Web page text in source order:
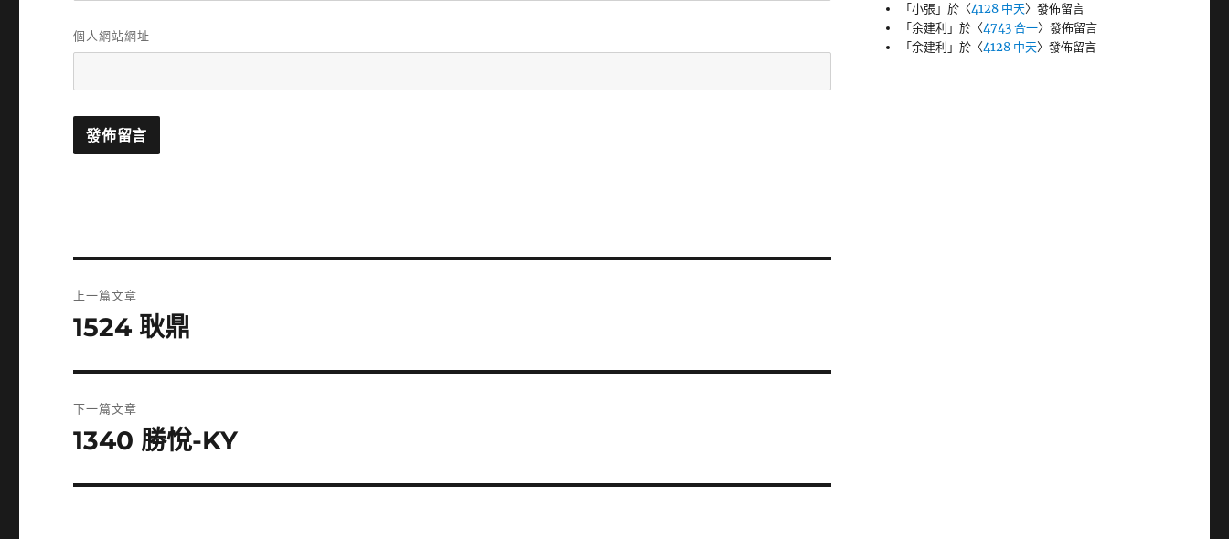
個人網站網址
章
上一篇文章
上
篇
文
1524 耿鼎
下一篇文章
下
篇
1340 勝悅-KY
「小張」於〈4128 中天〉發佈留言
「余建利 」於〈4743 合一〉發佈留言
「余建利 」於〈4128 中天〉發佈留言